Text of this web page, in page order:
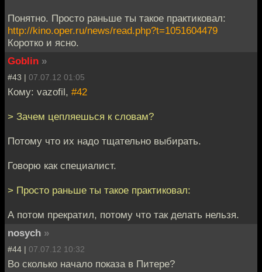
Понятно. Просто раньше ты такое практиковал:
http://kino.oper.ru/news/read.php?t=1051604479
Коротко и ясно.
Goblin »
#43 | 07.07.12 01:05
Кому: vazofil, #42
> Зачем цепляешься к словам?
Потому что их надо тщательно выбирать.
Говорю как специалист.
> Просто раньше ты такое практиковал:
А потом прекратил, потому что так делать нельзя.
nosych »
#44 | 07.07.12 10:32
Во сколько начало показа в Питере?